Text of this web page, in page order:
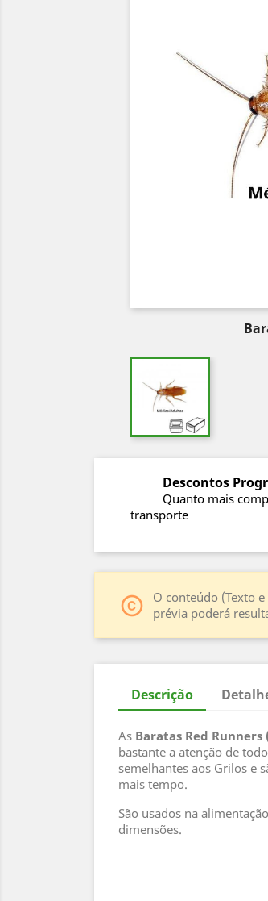
Descontos
Quanto mais
transporte
copyright
O conteúdo (Texto
prévia poderá
Descrição
As Baratas Red Runners
bastante a atenção de
semelhantes aos Grilos e
mais tempo.
São usados na
dimensões.